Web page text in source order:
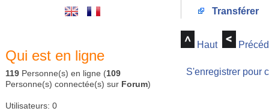
Qui est en ligne
119 Personne(s) en ligne (109
Personne(s) connectée(s) sur Forum)
Utilisateurs: 0
Transférer
Haut
S'enregistrer pour